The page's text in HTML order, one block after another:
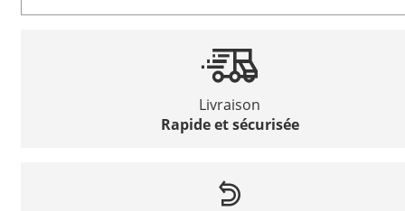
Livraison
Rapide et sécurisée